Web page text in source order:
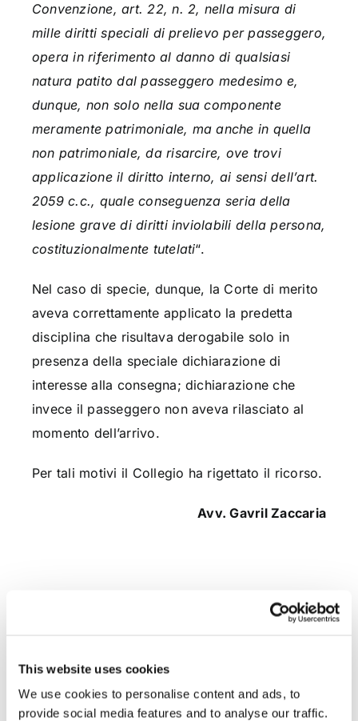
This website uses cookies
We use cookies to personalise content and ads, to
provide social media features and to analyse our traffic.
Convenzione, art. 22, n. 2, nella misura di
mille diritti speciali di prelievo per passeggero,
opera in riferimento al danno di qualsiasi
natura patito dal passeggero medesimo e,
dunque, non solo nella sua componente
meramente patrimoniale, ma anche in quella
non patrimoniale, da risarcire, ove trovi
applicazione il diritto interno, ai sensi dell’art.
2059 c.c., quale conseguenza seria della
lesione grave di diritti inviolabili della persona,
costituzionalmente tutelati“.
Nel caso di specie, dunque, la Corte di merito
aveva correttamente applicato la predetta
disciplina che risultava derogabile solo in
presenza della speciale dichiarazione di
interesse alla consegna; dichiarazione che
invece il passeggero non aveva rilasciato al
momento dell’arrivo.
Per tali motivi il Collegio ha rigettato il ricorso.
Avv. Gavril Zaccaria